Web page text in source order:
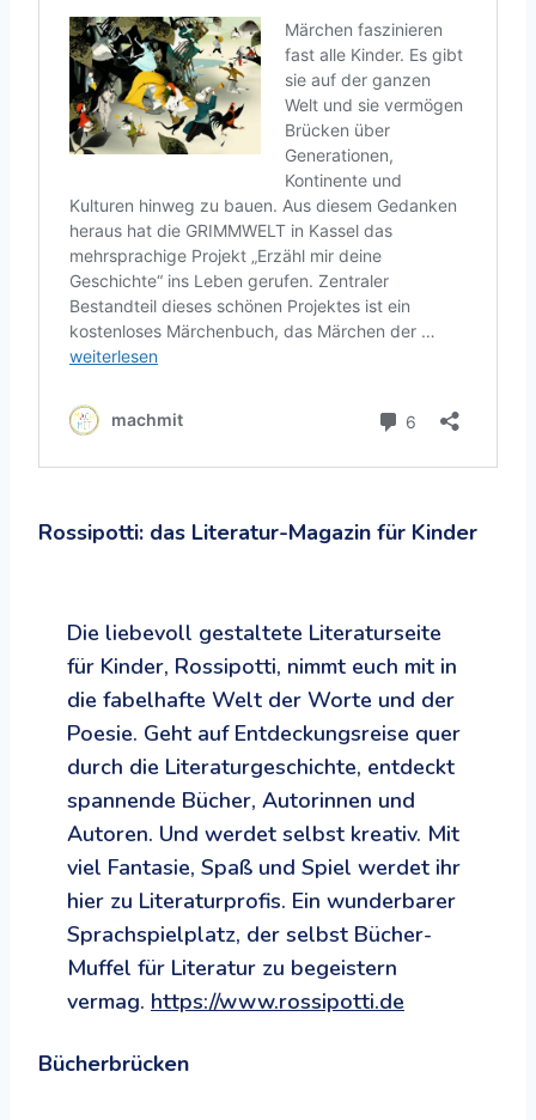
Rossipotti: das Literatur-Magazin für Kinder
Die liebevoll gestaltete Literaturseite
für Kinder, Rossipotti, nimmt euch mit in
die fabelhafte Welt der Worte und der
Poesie. Geht auf Entdeckungsreise quer
durch die Literaturgeschichte, entdeckt
spannende Bücher, Autorinnen und
Autoren. Und werdet selbst kreativ. Mit
viel Fantasie, Spaß und Spiel werdet ihr
hier zu Literaturprofis. Ein wunderbarer
Sprachspielplatz, der selbst Bücher-
Muffel für Literatur zu begeistern
vermag. https://www.rossipotti.de
Bücherbrücken